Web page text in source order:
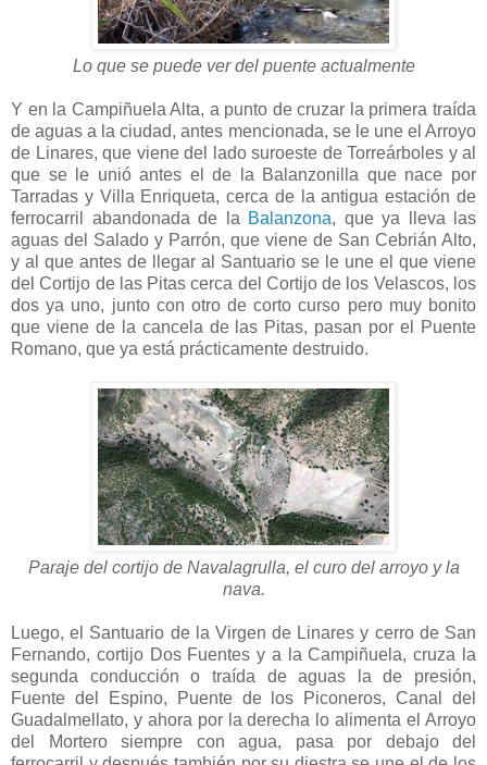
Lo que se puede ver del puente actualmente
Y en la Campiñuela Alta, a punto de cruzar la primera traída
de aguas a la ciudad, antes mencionada, se le une el Arroyo
de Linares, que viene del lado suroeste de Torreárboles y al
que se le unió antes el de la Balanzonilla que nace por
Tarradas y Villa Enriqueta, cerca de la antigua estación de
ferrocarril abandonada de la Balanzona, que ya lleva las
aguas del Salado y Parrón, que viene de San Cebrián Alto,
y al que antes de llegar al Santuario se le une el que viene
del Cortijo de las Pitas cerca del Cortijo de los Velascos, los
dos ya uno, junto con otro de corto curso pero muy bonito
que viene de la cancela de las Pitas, pasan por el Puente
Romano, que ya está prácticamente destruido.
Paraje del cortijo de Navalagrulla, el curo del arroyo y la
nava.
Luego, el Santuario de la Virgen de Linares y cerro de San
Fernando, cortijo Dos Fuentes y a la Campiñuela, cruza la
segunda conducción o traída de aguas la de presión,
Fuente del Espino, Puente de los Piconeros, Canal del
Guadalmellato, y ahora por la derecha lo alimenta el Arroyo
del Mortero siempre con agua, pasa por debajo del